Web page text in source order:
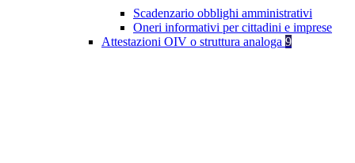
Scadenzario obblighi amministrativi
Oneri informativi per cittadini e imprese
Attestazioni OIV o struttura analoga 9